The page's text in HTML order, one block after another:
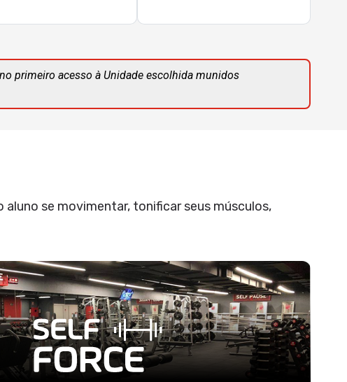
primeiro acesso à Unidade escolhida munidos
se movimentar, tonificar seus músculos,